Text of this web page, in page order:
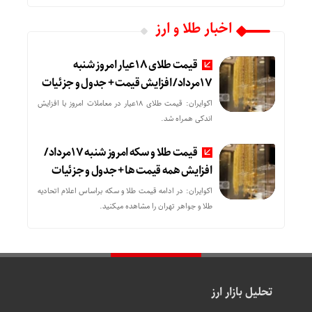
اخبار طلا و ارز
قیمت طلای 18عیار امروز شنبه
17مرداد/ افزایش قیمت + جدول و جزئیات
اکوایران: قیمت طلای 18عیار در معاملات امروز با افزایش
اندکی همراه شد.
قیمت طلا و سکه امروز شنبه 17مرداد/
افزایش همه قیمت ها + جدول و جزئیات
اکوایران: در ادامه قیمت طلا و سکه براساس اعلام اتحادیه
طلا و جواهر تهران را مشاهده میکنید.
تحلیل بازار ارز